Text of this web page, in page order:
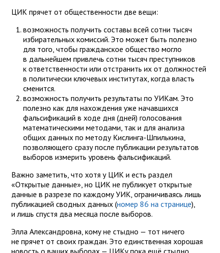
ЦИК прячет от общественности две вещи:
возможность получить составы всей сотни тысяч
избирательных комиссий. Это может быть полезно
для того, чтобы гражданское общество могло
в дальнейшем привлечь сотни тысяч преступников
к ответственности или отстранить их от должностей
в политически ключевых институтах, когда власть
сменится.
возможность получить результаты по УИКам. Это
полезно как для нахождения уже начавшихся
фальсификаций в ходе дня (дней) голосования
математическими методами, так и для анализа
общих данных по методу Кислинга-Шпилькина,
позволяющего сразу после публикации результатов
выборов измерить уровень фальсификаций.
Важно заметить, что хотя у ЦИК и есть раздел
«Открытые данные», но ЦИК не публикует открытые
данные в разрезе по каждому УИК, ограничиваясь лишь
публикацией сводных данных (номер 86 на странице),
и лишь спустя два месяца после выборов.
Элла Александровна, кому не стыдно — тот ничего
не прячет от своих граждан. Это единственная хорошая